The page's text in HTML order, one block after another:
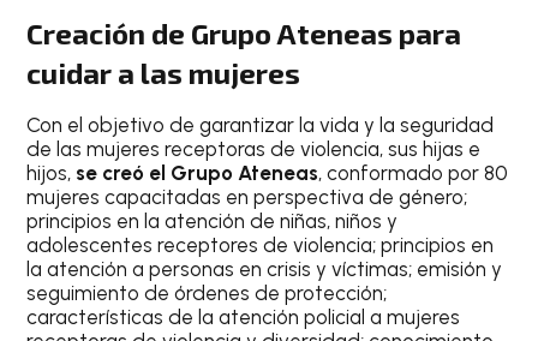
Creación de Grupo Ateneas para
cuidar a las mujeres
Con el objetivo de garantizar la vida y la seguridad
de las mujeres receptoras de violencia, sus hijas e
hijos, se creó el Grupo Ateneas, conformado por 80
mujeres capacitadas en perspectiva de género;
principios en la atención de niñas, niños y
adolescentes receptores de violencia; principios en
la atención a personas en crisis y víctimas; emisión y
seguimiento de órdenes de protección;
características de la atención policial a mujeres